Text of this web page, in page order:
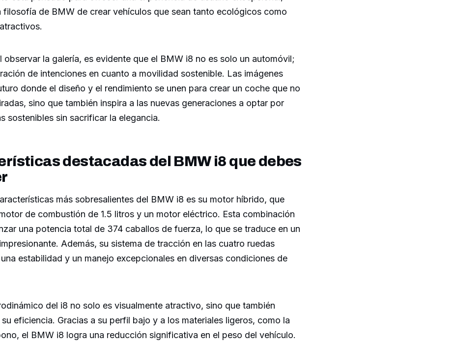
filosofía de BMW de crear vehículos que sean tanto ecológicos como
observar la galería, es evidente que el BMW i8 no es solo un automóvil;
de intenciones en cuanto a movilidad sostenible. Las imágenes
donde el diseño y el rendimiento se unen para crear un coche que no
sino que también inspira a las nuevas generaciones a optar por
sostenibles sin sacrificar la elegancia.
destacadas del BMW i8 que debes
más sobresalientes del BMW i8 es su motor híbrido, que
de combustión de 1.5 litros y un motor eléctrico. Esta combinación
una potencia total de 374 caballos de fuerza, lo que se traduce en un
Además, su sistema de tracción en las cuatro ruedas
estabilidad y un manejo excepcionales en diversas condiciones de
del i8 no solo es visualmente atractivo, sino que también
eficiencia. Gracias a su perfil bajo y a los materiales ligeros, como la
el BMW i8 logra una reducción significativa en el peso del vehículo.